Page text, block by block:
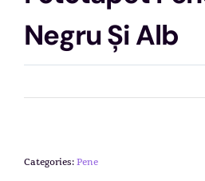
Negru Și Alb
Categories:Pene